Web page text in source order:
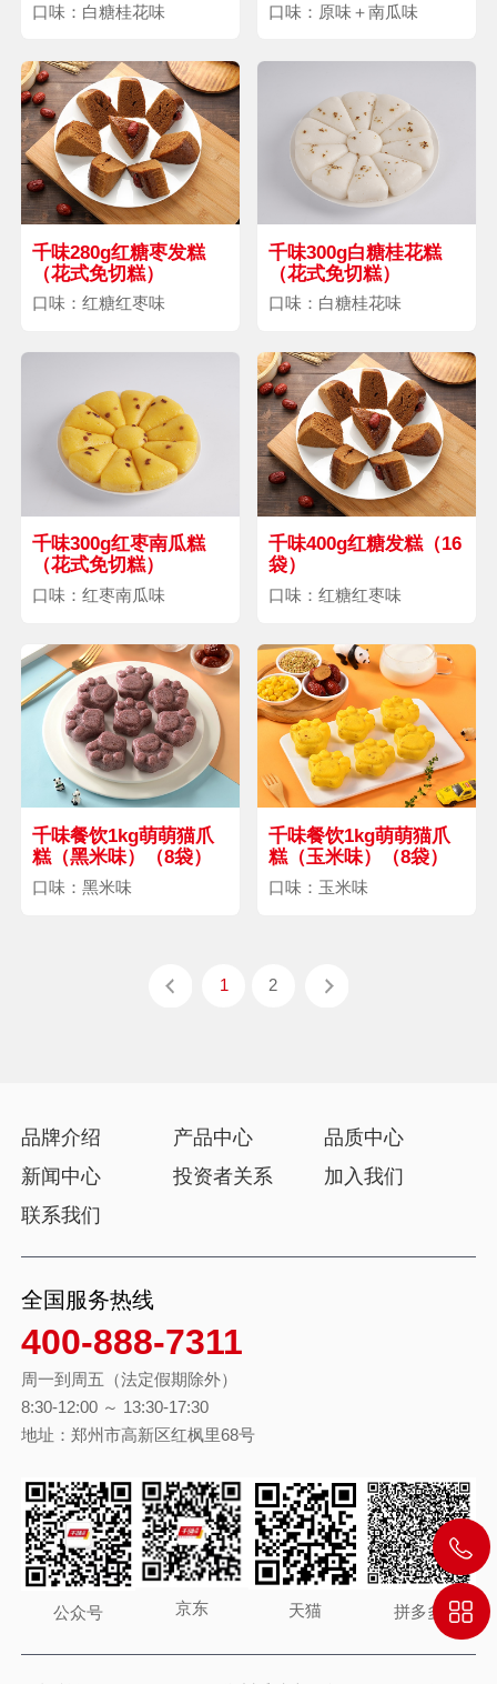
口味：白糖桂花味 口味：原味＋南瓜味
千味280g红糖枣发糕
（花式免切糕）
口味：红糖红枣味
千味300g白糖桂花糕
（花式免切糕）
口味：白糖桂花味
千味300g红枣南瓜糕
（花式免切糕）
口味：红枣南瓜味
千味400g红糖发糕（16
袋）
口味：红糖红枣味
千味餐饮1kg萌萌猫爪
糕（黑米味）（8袋）
口味：黑米味
千味餐饮1kg萌萌猫爪
糕（玉米味）（8袋）
口味：玉米味
1 2
品牌介绍 产品中心
品质中心
新闻中心
投资者关系
加入我们
联系我们
全国服务热线
400-888-7311
周一到周五（法定假期除外）
8:30-12:00 ～ 13:30-17:30
地址：郑州市高新区红枫里68号
公众号 京东 天猫 拼多多